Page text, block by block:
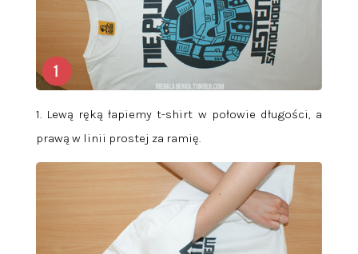
1. Lewą ręką łapiemy t-shirt w połowie długości, a
prawą w linii prostej za ramię.